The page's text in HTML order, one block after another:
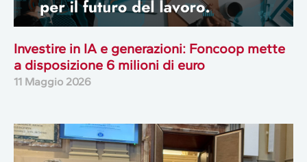
Investire in IA e generazioni: Foncoop mette
a disposizione 6 milioni di euro
11 Maggio 2026